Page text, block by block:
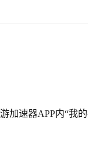
加速器APP内“我